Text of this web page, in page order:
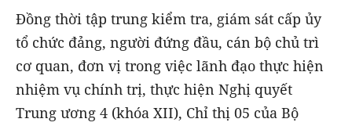
Đồng thời tập trung kiểm tra, giám sát cấp ủy
tổ chức đảng, người đứng đầu, cán bộ chủ trì
cơ quan, đơn vị trong việc lãnh đạo thực hiện
nhiệm vụ chính trị, thực hiện Nghị quyết
Trung ương 4 (khóa XII), Chỉ thị 05 của Bộ